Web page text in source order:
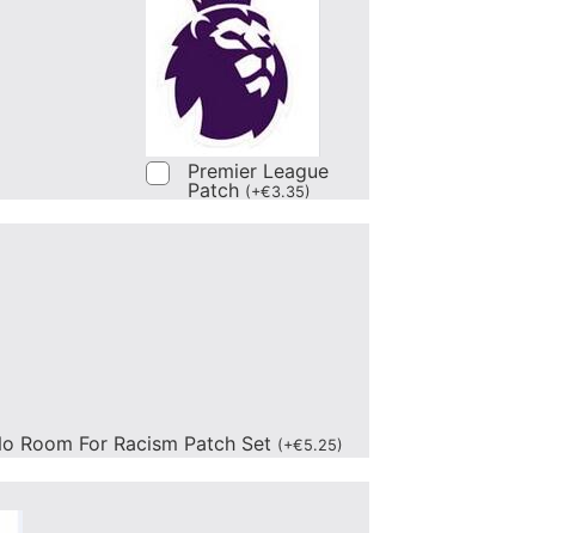
Premier League
Patch (+€3.35)
Room For Racism Patch Set (+€5.25)